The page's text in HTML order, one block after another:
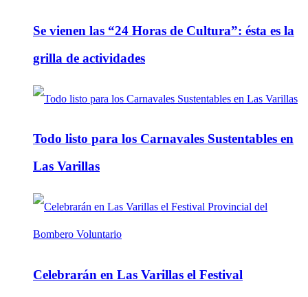
Se vienen las “24 Horas de Cultura”: ésta es la
grilla de actividades
Todo listo para los Carnavales Sustentables en
Las Varillas
Celebrarán en Las Varillas el Festival